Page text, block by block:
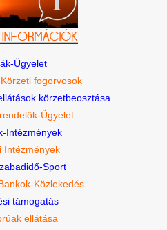
Ügyelet
fogorvosok
körzetbeosztása
Ügyelet
Intézmények
Intézmények
Sport
Közlekedés
támogatás
ellátása